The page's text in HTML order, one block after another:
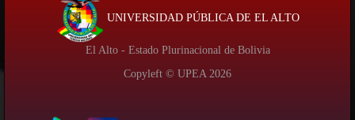
UNIVERSIDAD PÚBLICA DE EL ALTO
El Alto - Estado Plurinacional de Bolivia
Copyleft © UPEA 2026